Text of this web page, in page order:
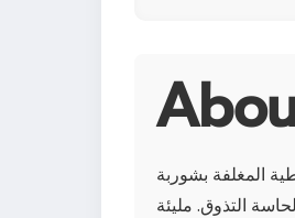
المغلفة بشوربة
التذوق. مليئة